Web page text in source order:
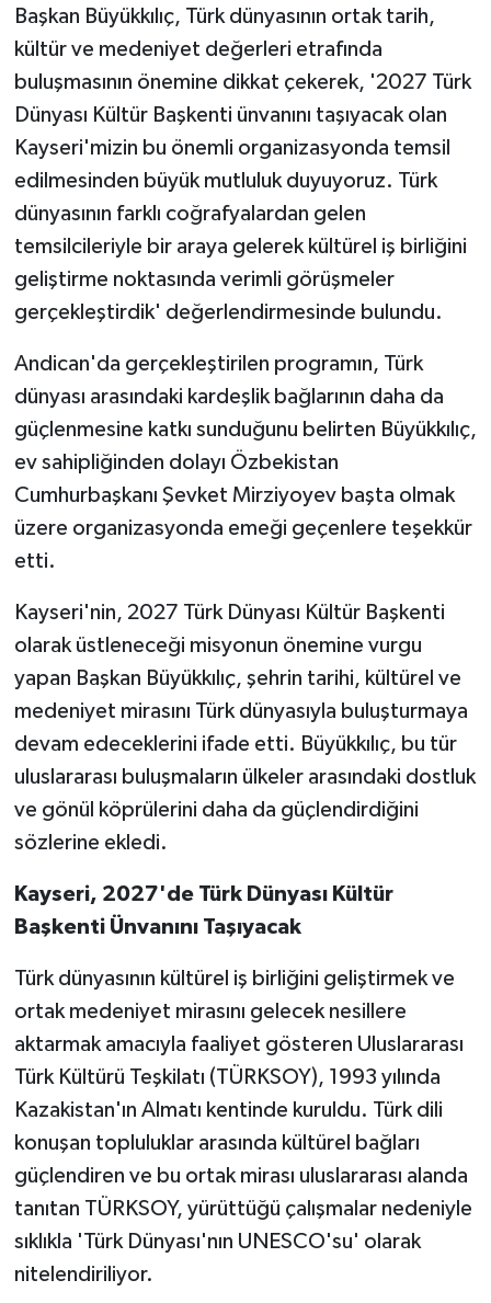
Başkan Büyükkılıç, Türk dünyasının ortak tarih,
kültür ve medeniyet değerleri etrafında
buluşmasının önemine dikkat çekerek, '2027 Türk
Dünyası Kültür Başkenti ünvanını taşıyacak olan
Kayseri'mizin bu önemli organizasyonda temsil
edilmesinden büyük mutluluk duyuyoruz. Türk
dünyasının farklı coğrafyalardan gelen
temsilcileriyle bir araya gelerek kültürel iş birliğini
geliştirme noktasında verimli görüşmeler
gerçekleştirdik' değerlendirmesinde bulundu.
Andican'da gerçekleştirilen programın, Türk
dünyası arasındaki kardeşlik bağlarının daha da
güçlenmesine katkı sunduğunu belirten Büyükkılıç,
ev sahipliğinden dolayı Özbekistan
Cumhurbaşkanı Şevket Mirziyoyev başta olmak
üzere organizasyonda emeği geçenlere teşekkür
etti.
Kayseri'nin, 2027 Türk Dünyası Kültür Başkenti
olarak üstleneceği misyonun önemine vurgu
yapan Başkan Büyükkılıç, şehrin tarihi, kültürel ve
medeniyet mirasını Türk dünyasıyla buluşturmaya
devam edeceklerini ifade etti. Büyükkılıç, bu tür
uluslararası buluşmaların ülkeler arasındaki dostluk
ve gönül köprülerini daha da güçlendirdiğini
sözlerine ekledi.
Kayseri, 2027'de Türk Dünyası Kültür
Başkenti Ünvanını Taşıyacak
Türk dünyasının kültürel iş birliğini geliştirmek ve
ortak medeniyet mirasını gelecek nesillere
aktarmak amacıyla faaliyet gösteren Uluslararası
Türk Kültürü Teşkilatı (TÜRKSOY), 1993 yılında
Kazakistan'ın Almatı kentinde kuruldu. Türk dili
konuşan topluluklar arasında kültürel bağları
güçlendiren ve bu ortak mirası uluslararası alanda
tanıtan TÜRKSOY, yürüttüğü çalışmalar nedeniyle
sıklıkla 'Türk Dünyası'nın UNESCO'su' olarak
nitelendiriliyor.